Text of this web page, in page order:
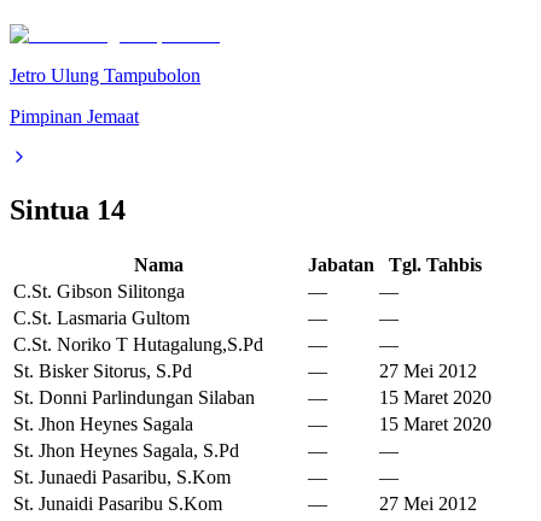
Jetro Ulung Tampubolon
Pimpinan Jemaat
Sintua 14
Nama Jabatan
Tgl. Tahbis
C.St. Gibson Silitonga
—
—
C.St. Lasmaria Gultom
—
—
C.St. Noriko T Hutagalung,S.Pd
—
—
St. Bisker Sitorus, S.Pd
—
27 Mei 2012
St. Donni Parlindungan Silaban
—
15 Maret 2020
St. Jhon Heynes Sagala
—
15 Maret 2020
St. Jhon Heynes Sagala, S.Pd
—
—
St. Junaedi Pasaribu, S.Kom
—
—
St. Junaidi Pasaribu S.Kom
—
27 Mei 2012